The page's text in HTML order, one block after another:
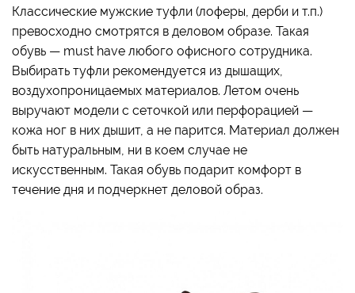
Классические мужские туфли (лоферы, дерби и т.п.)
превосходно смотрятся в деловом образе. Такая
обувь — must have любого офисного сотрудника.
Выбирать туфли рекомендуется из дышащих,
воздухопроницаемых материалов. Летом очень
выручают модели с сеточкой или перфорацией —
кожа ног в них дышит, а не парится. Материал должен
быть натуральным, ни в коем случае не
искусственным. Такая обувь подарит комфорт в
течение дня и подчеркнет деловой образ.